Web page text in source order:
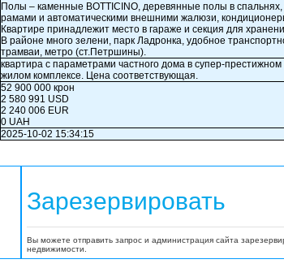
Полы – каменные BOTTICINO, деревянные полы в
рамами и автоматическими внешними жалюзи,
Квартире принадлежит место в гараже и секция для
В районе много зелени, парк Ладронка, удобное
трамваи, метро (ст.Петршины).
квартира с параметрами частного дома в супер-
жилом комплексе. Цена соответствующая.
52 900 000 крон
2 580 991 USD
2 240 006 EUR
0 UAH
2025-10-02 15:34:15
Зарезервировать
Вы можете отправить запрос и администрация сайта
недвижимости.